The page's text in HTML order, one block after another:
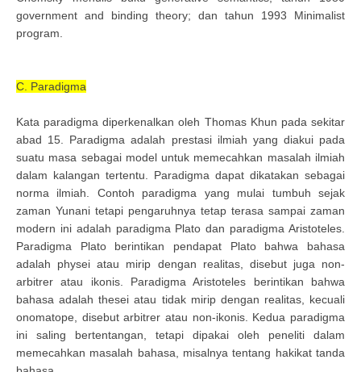
government and binding theory; dan tahun 1993 Minimalist
program.
C. Paradigma
Kata paradigma diperkenalkan oleh Thomas Khun pada sekitar
abad 15. Paradigma adalah prestasi ilmiah yang diakui pada
suatu masa sebagai model untuk memecahkan masalah ilmiah
dalam kalangan tertentu. Paradigma dapat dikatakan sebagai
norma ilmiah. Contoh paradigma yang mulai tumbuh sejak
zaman Yunani tetapi pengaruhnya tetap terasa sampai zaman
modern ini adalah paradigma Plato dan paradigma Aristoteles.
Paradigma Plato berintikan pendapat Plato bahwa bahasa
adalah physei atau mirip dengan realitas, disebut juga non-
arbitrer atau ikonis. Paradigma Aristoteles berintikan bahwa
bahasa adalah thesei atau tidak mirip dengan realitas, kecuali
onomatope, disebut arbitrer atau non-ikonis. Kedua paradigma
ini saling bertentangan, tetapi dipakai oleh peneliti dalam
memecahkan masalah bahasa, misalnya tentang hakikat tanda